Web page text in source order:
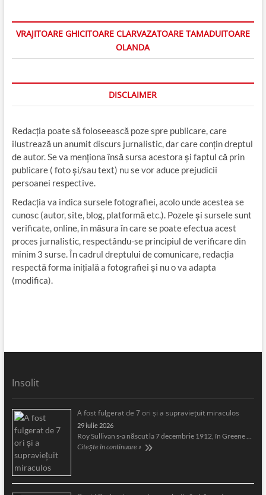
VRAJITOARE GHICITOARE CLARVAZATOARE TAMADUITOARE
OLANDA
DISCLAIMER
Redacția poate să foloseească poze spre publicare, care
ilustrează un anumit discurs jurnalistic, dar care conțin dreptul
de autor. Se va menționa însă sursa acestora și faptul că prin
publicare ( foto și/sau text) nu se vor aduce prejudicii
persoanei respective.
Redacția va indica sursele fotografiei, acolo unde acestea se
cunosc (autor, site, blog, platformă etc.). Pozele și sursele sunt
verificate, online, în măsura în care se poate efectua acest
proces jurnalistic, respectându-se principiul de verificare din
minim 3 surse. În cadrul dreptului de comunicare, redacția
respectă forma inițială a fotografiei și nu o va adapta
(modifica).
Insolit
A fost fulgerat de 7 ori şi a supravieţuit miraculos
29 iulie 2026
Roy Sullivan s-a născut la 7 decembrie 1912, în Greene …
Citește în continuare »